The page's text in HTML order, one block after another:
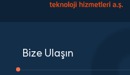
Bize Ulaşın